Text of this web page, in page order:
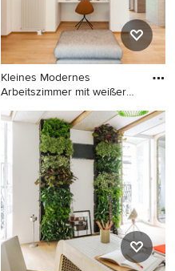
Kleines Modernes
Arbeitszimmer mit weißer
Kleines Modernes
Arbeitszimmer mit weißer
Wandfarbe, hellem
Holzboden, Einbau-
Schreibtisch und braunem
Boden in Sonstige